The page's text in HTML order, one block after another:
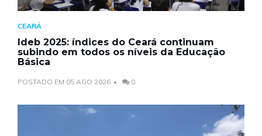
CEARÁ
Ideb 2025: índices do Ceará continuam
subindo em todos os níveis da Educação
Básica
POSTADO EM 05 AGO 2026 0